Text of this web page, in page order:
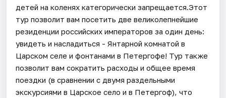
детей на коленях категорически запрещается.Этот
тур позволит вам посетить две великолепнейшие
резиденции российских императоров за один день:
увидеть и насладиться - Янтарной комнатой в
Царском селе и фонтанами в Петергофе! Тур также
позволит вам сократить расходы и общее время
поездки (в сравнении с двумя раздельными
экскурсиями в Царское село и в Петергоф), что